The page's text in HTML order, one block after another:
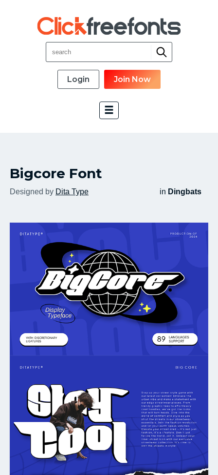
Login Join Now
New Fonts
Most Download
Bigcore Font
Designed by Dita Type in Dingbats